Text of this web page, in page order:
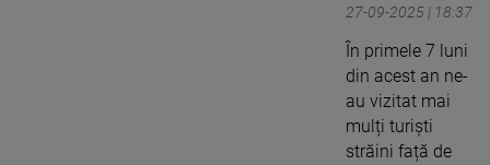
27-09-2025 | 18:37
În primele 7 luni
din acest an ne-
au vizitat mai
mulți turiști
străini față de